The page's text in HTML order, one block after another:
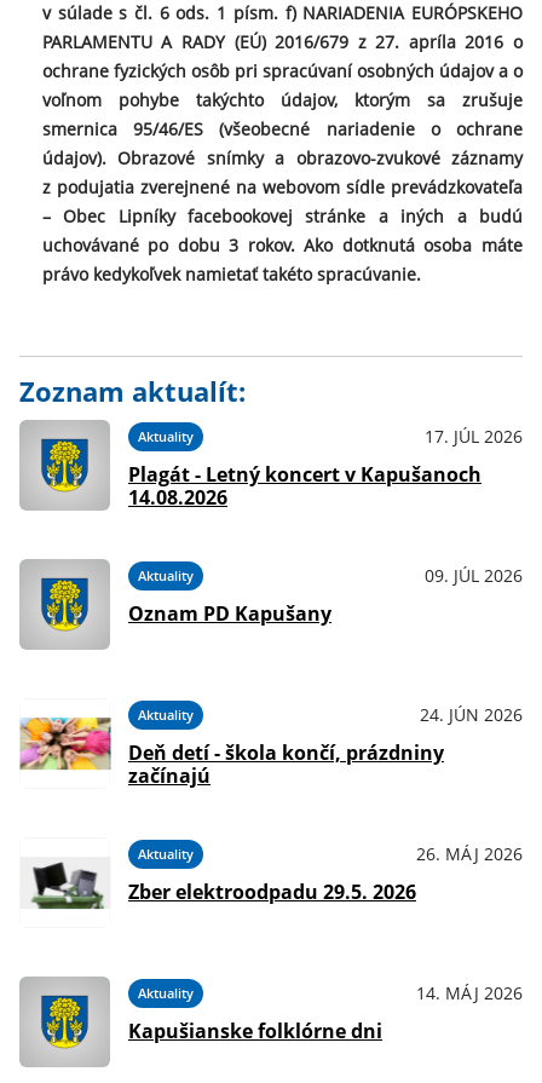
v súlade s čl. 6 ods. 1 písm. f) NARIADENIA EURÓPSKEHO
PARLAMENTU A RADY (EÚ) 2016/679 z 27. apríla 2016 o
ochrane fyzických osôb pri spracúvaní osobných údajov a o
voľnom pohybe takýchto údajov, ktorým sa zrušuje
smernica 95/46/ES (všeobecné nariadenie o ochrane
údajov). Obrazové snímky a obrazovo-zvukové záznamy
z podujatia zverejnené na webovom sídle prevádzkovateľa
– Obec Lipníky facebookovej stránke a iných a budú
uchovávané po dobu 3 rokov. Ako dotknutá osoba máte
právo kedykoľvek namietať takéto spracúvanie.
Zoznam aktualít:
Aktuality 17. JÚL 2026
Plagát - Letný koncert v Kapušanoch
14.08.2026
Aktuality 09. JÚL 2026
Oznam PD Kapušany
Aktuality 24. JÚN 2026
Deň detí - škola končí, prázdniny
začínajú
Aktuality 26. MÁJ 2026
Zber elektroodpadu 29.5. 2026
Aktuality 14. MÁJ 2026
Kapušianske folklórne dni